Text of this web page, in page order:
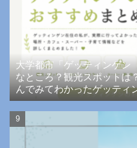
大学都市「ゲッティンゲン
なところ？観光スポットは
んでみてわかったゲッティ